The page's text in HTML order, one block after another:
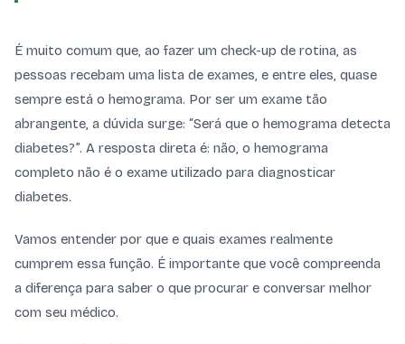
É muito comum que, ao fazer um check-up de rotina, as
pessoas recebam uma lista de exames, e entre eles, quase
sempre está o hemograma. Por ser um exame tão
abrangente, a dúvida surge: “Será que o hemograma detecta
diabetes?”. A resposta direta é: não, o hemograma
completo não é o exame utilizado para diagnosticar
diabetes.
Vamos entender por que e quais exames realmente
cumprem essa função. É importante que você compreenda
a diferença para saber o que procurar e conversar melhor
com seu médico.